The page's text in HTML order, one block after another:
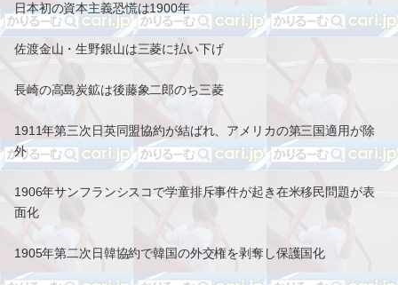
日本初の資本主義恐慌は1900年
佐渡金山・生野銀山は三菱に払い下げ
長崎の高島炭鉱は後藤象二郎のち三菱
1911年第三次日英同盟協約が結ばれ、アメリカの第三国適用が除
外
1906年サンフランシスコで学童排斥事件が起き在米移民問題が表
面化
1905年第二次日韓協約で韓国の外交権を剥奪し保護国化